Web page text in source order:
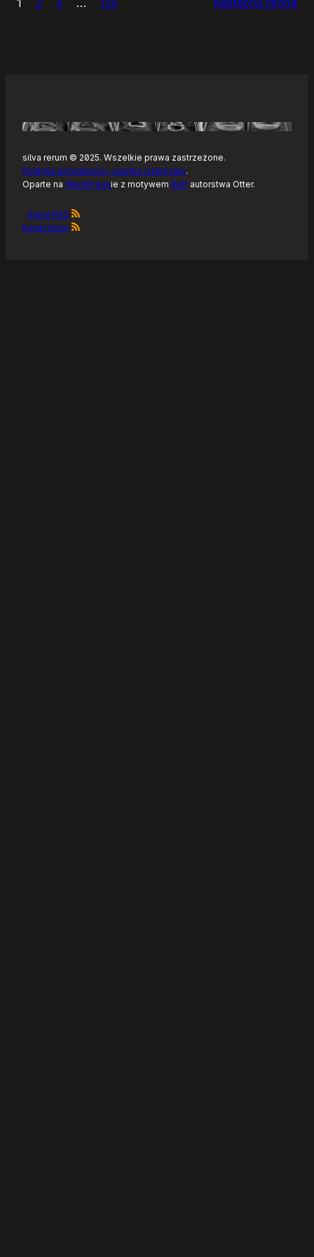
–
Linuksa
silva rerum © 2025. Wszelkie prawa zastrzeżone.
Polityka prywatności, ciastka i takie tam.
Oparte na WordPressie z motywem Raft autorstwa Otter.
Kanał RSS
Kanał Atom